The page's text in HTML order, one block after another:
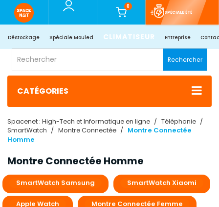
0
SPÉCIALE ÉTÉ
Déstockage Spéciale Mouled CLIMATISEUR Entreprise
Rechercher
CATÉGORIES
Spacenet : High-Tech et Informatique en ligne
Téléphonie
SmartWatch
Montre Connectée
Montre Connectée
Homme
Montre Connectée Homme
SmartWatch Samsung SmartWatch Xiaomi
Apple Watch Montre Connectée Femme